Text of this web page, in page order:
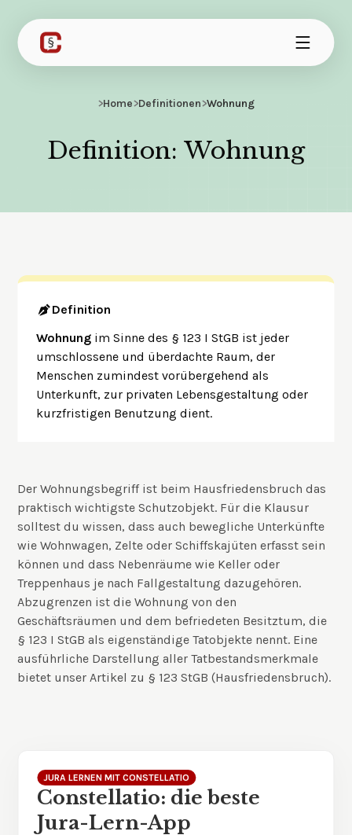
>Home>Definitionen>Wohnung
Definition: Wohnung
Definition
Wohnung im Sinne des § 123 I StGB ist jeder
umschlossene und überdachte Raum, der
Menschen zumindest vorübergehend als
Unterkunft, zur privaten Lebensgestaltung oder
kurzfristigen Benutzung dient.
Der Wohnungsbegriff ist beim Hausfriedensbruch das
praktisch wichtigste Schutzobjekt. Für die Klausur
solltest du wissen, dass auch bewegliche Unterkünfte
wie Wohnwagen, Zelte oder Schiffskajüten erfasst sein
können und dass Nebenräume wie Keller oder
Treppenhaus je nach Fallgestaltung dazugehören.
Abzugrenzen ist die Wohnung von den
Geschäftsräumen und dem befriedeten Besitztum, die
§ 123 I StGB als eigenständige Tatobjekte nennt. Eine
ausführliche Darstellung aller Tatbestandsmerkmale
bietet unser Artikel zu § 123 StGB (Hausfriedensbruch).
JURA LERNEN MIT CONSTELLATIO
Constellatio: die beste
Jura-Lern-App